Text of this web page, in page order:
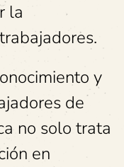
la
y
de
no solo trata
en